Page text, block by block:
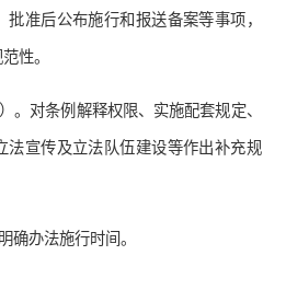
准后公布施行和报送备案等事项，
性。
。对条例解释权限、实施配套规定、
法宣传及立法队伍建设等作出补充规
确办法施行时间。